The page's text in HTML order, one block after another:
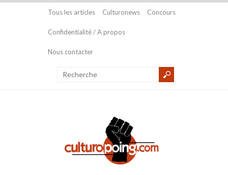
Tous les articles Culturonews Concours
Confidentialité / A propos
Nous contacter